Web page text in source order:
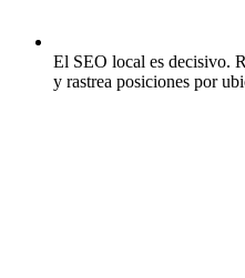
El SEO local es decisivo.
y rastrea posiciones por